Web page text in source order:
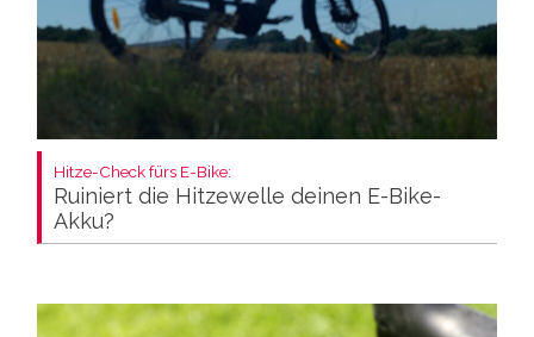
Hitze-Check fürs E-Bike:
Ruiniert die Hitzewelle deinen E-Bike-
Akku?